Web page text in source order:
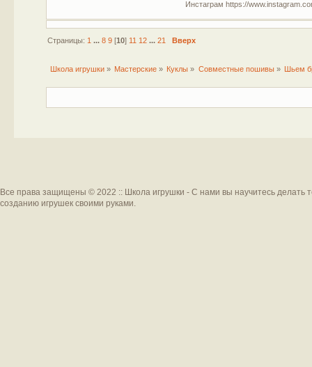
Инстаграм https://
Страницы: 1 ... 8 9[10] 11 12 ... 21 Вверх
Школа игрушки» Мастерские » Куклы » Совместные пошивы» Шьем
Все права защищены © 2022 :: Школа игрушки - С нами вы научитесь делать
созданию игрушек своими руками.